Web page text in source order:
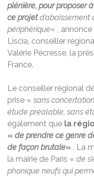
plénière, pour proposer
ce projetd’abaissement
périphérique« ,
Liscia, conseiller
Valérie Pécresse, la
France.
Le conseiller régional
prise « sans
étude préalable, sans
également que la
« de prendre ce genre
de façon brutale« . La
la mairie de Paris « de
phonique neufs qui